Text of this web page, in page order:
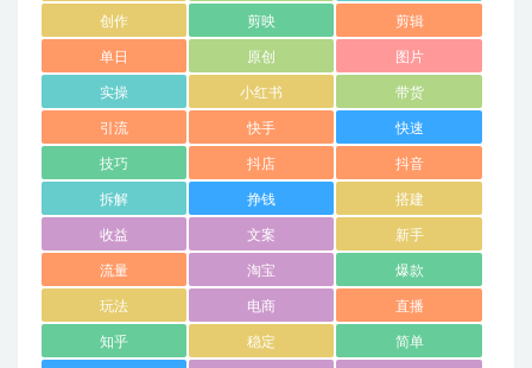
创作 剪映 剪辑
单日 原创 图片
实操 小红书 带货
引流 快手 快速
技巧 抖店 抖音
拆解 挣钱 搭建
收益 文案 新手
流量 淘宝 爆款
玩法 电商 直播
知乎 稳定 简单